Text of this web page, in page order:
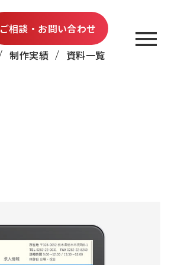
制作実績 資料一覧
ご相談・お問い合わせ